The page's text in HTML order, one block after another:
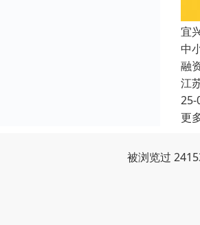
宜
中
融
江
25-
更
被浏览过